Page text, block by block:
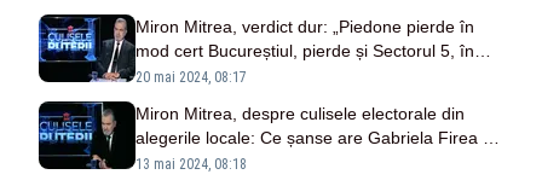
Miron Mitrea, verdict dur: „Piedone pierde în
mod cert Bucureștiul, pierde și Sectorul 5, în
proporție de 90% și iese din politică”
20 mai 2024, 08:17
Miron Mitrea, despre culisele electorale din
alegerile locale: Ce șanse are Gabriela Firea să
îl scoată din joc pe Nicușor Dan
13 mai 2024, 08:18